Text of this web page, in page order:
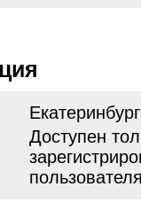
Екатеринбург
Доступен